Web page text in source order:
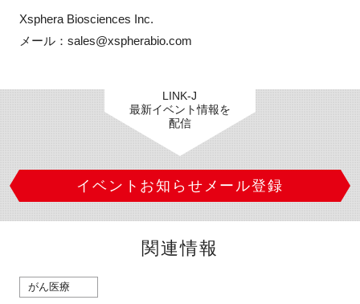
Xsphera Biosciences Inc.
メール：sales@xspherabio.com
LINK-J
最新イベント情報を
配信
イベントお知らせメール登録
関連情報
がん医療